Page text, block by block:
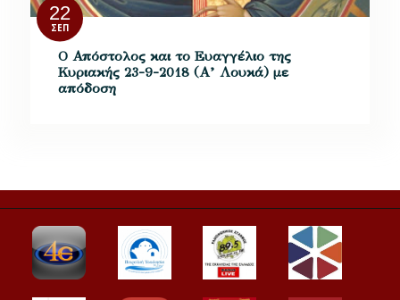
22
ΣΕΠ
Ο Απόστολος και το Ευαγγέλιο της
Κυριακής 23-9-2018 (Α’ Λουκά) με
απόδοση